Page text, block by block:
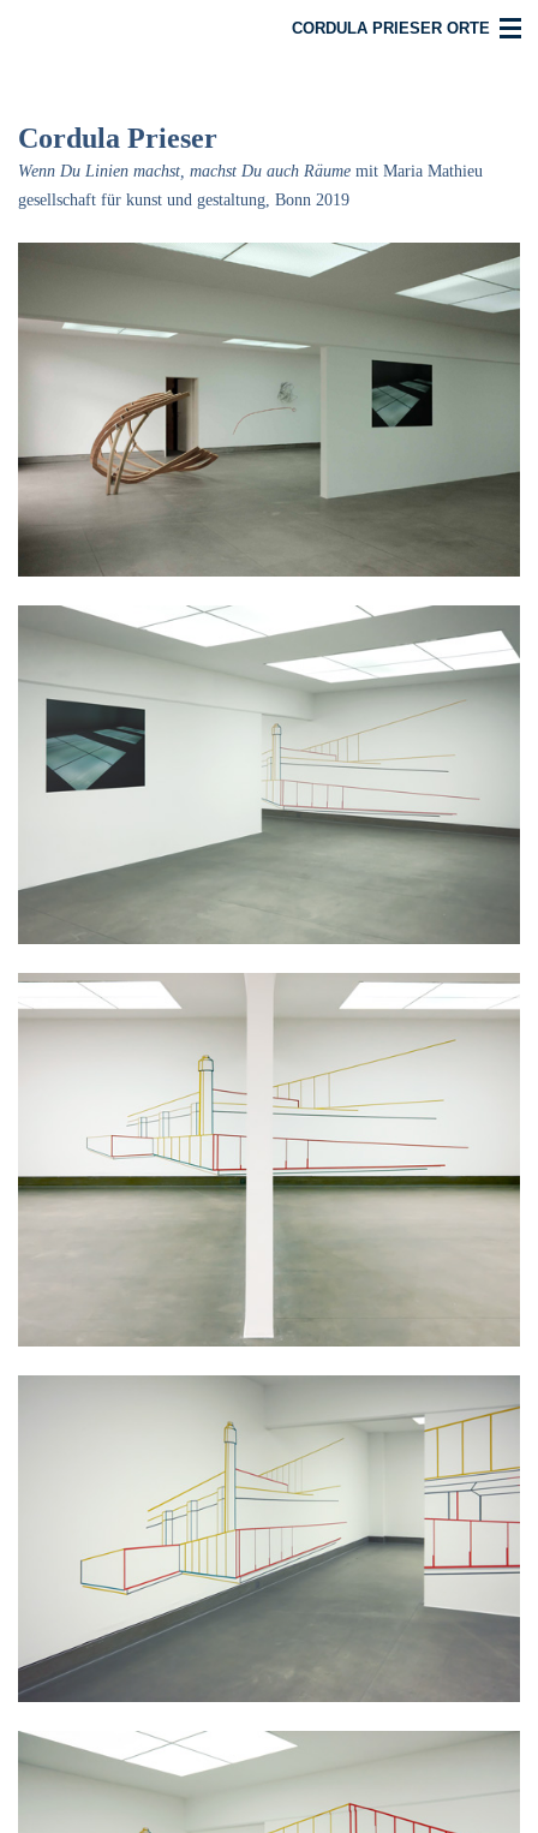
CORDULA PRIESER ORTE
Raumobjekte
Tapes
kl. Objekte
Biografie
Kontakt/Impressum
Datenschutz
Cordula Prieser
Wenn Du Linien machst, machst Du auch Räume mit Maria Mathieu
gesellschaft für kunst und gestaltung, Bonn 2019